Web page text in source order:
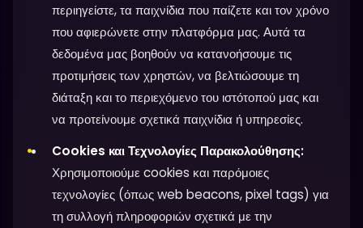
περιηγείστε, τα παιχνίδια που παίζετε και τον χρόνο
που αφιερώνετε στην πλατφόρμα μας. Αυτά τα
δεδομένα μας βοηθούν να κατανοήσουμε τις
προτιμήσεις των χρηστών, να βελτιώσουμε τη
διάταξη και το περιεχόμενο του ιστότοπού μας και
να προτείνουμε σχετικά παιχνίδια ή υπηρεσίες.
Cookies και Τεχνολογίες Παρακολούθησης:
Χρησιμοποιούμε cookies και παρόμοιες
τεχνολογίες (όπως web beacons, pixel tags) για
τη συλλογή πληροφοριών σχετικά με την